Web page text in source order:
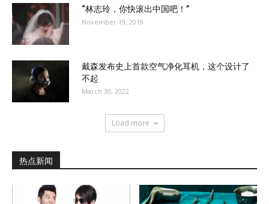
“林志玲，你快滚出中国吧！”
November 19, 2019
戴森发布史上首款空气净化耳机，这个设计了
不起
March 30, 2022
Load more
热点新闻